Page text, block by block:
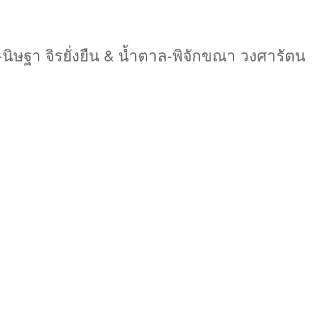
-นิษฐา จิรยั่งยืน & น้ำตาล-พิจักขณา วงศารัตน